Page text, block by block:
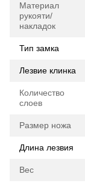
Материал
рукояти/
накладок
Тип замка
Лезвие клинка
Количество
слоев
Размер ножа
Длина лезвия
Вес